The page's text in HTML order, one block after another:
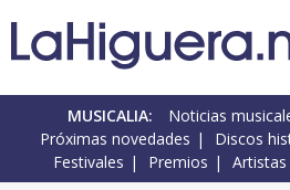
MUSICALIA: Noticias
Próximas novedades
Discos
Festivales
Premios Artistas